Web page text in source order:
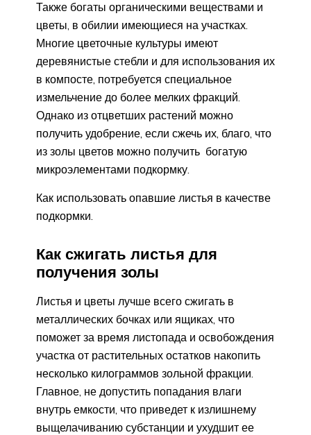
Также богаты органическими веществами и
цветы, в обилии имеющиеся на участках.
Многие цветочные культуры имеют
деревянистые стебли и для использования их
в компосте, потребуется специальное
измельчение до более мелких фракций.
Однако из отцветших растений можно
получить удобрение, если сжечь их, благо, что
из золы цветов можно получить богатую
микроэлементами подкормку.
Как использовать опавшие листья в качестве
подкормки.
Как сжигать листья для
получения золы
Листья и цветы лучше всего сжигать в
металлических бочках или ящиках, что
поможет за время листопада и освобождения
участка от растительных остатков накопить
несколько килограммов зольной фракции.
Главное, не допустить попадания влаги
внутрь емкости, что приведет к излишнему
выщелачиванию субстанции и ухудшит ее